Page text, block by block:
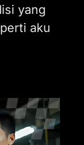
yang
aku